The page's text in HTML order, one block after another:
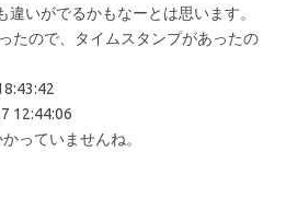
いがでるかもなーとは思います。
たので、タイムスタンプがあったの
12:44:06
っていませんね。